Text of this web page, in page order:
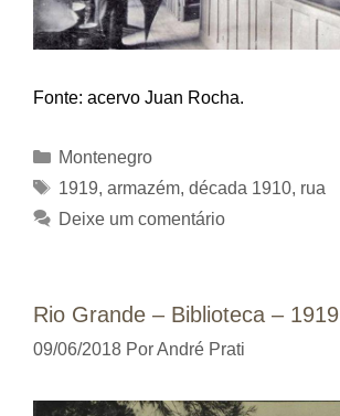
Fonte: acervo Juan Rocha.
Categorias
Montenegro
Tags
1919, armazém, década 1910, rua
Deixe um comentário
Rio Grande – Biblioteca – 1919
09/06/2018 PorAndré Prati